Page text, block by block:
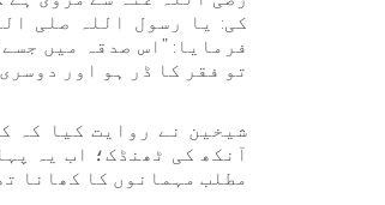
کی: یا رسول اللہ صلی
فرمایا: ”اس صدقہ میں
تو فقر کا ڈر ہو اور
شیخین نے روایت کیا کہ
آنکھ کی ٹھنڈک؛ اب یہ
مطلب مہمانوں کا کھانا